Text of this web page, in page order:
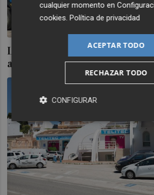
La 'teleco' Avatel sigue a la
alicantinas: adquiere Cloud
cualquier momento en
cookies.Política de privacidad
ACEPTAR TODO
RECHAZAR TODO
CONFIGURAR